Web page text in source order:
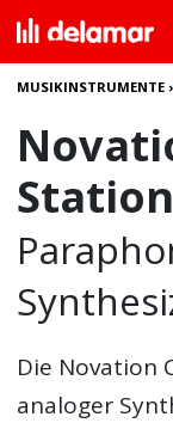
MUSIKINSTRUMENTE ›
Station
Die Novation
analoger